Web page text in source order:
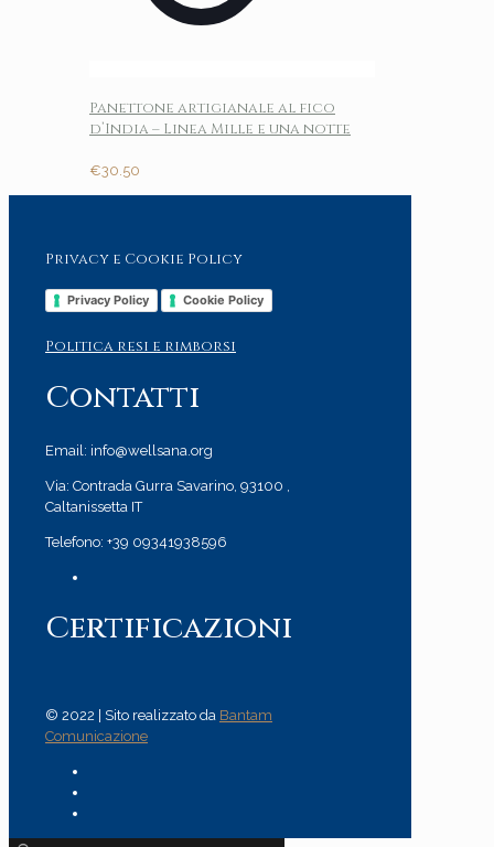
Panettone artigianale al fico
d’India – Linea Mille e una notte
€30.50
Privacy e Cookie Policy
Privacy Policy Cookie Policy
Politica resi e rimborsi
Contatti
Email: info@wellsana.org
Via: Contrada Gurra Savarino, 93100 ,
Caltanissetta IT
Telefono: +39 09341938596
Certificazioni
© 2022 | Sito realizzato da Bantam
Comunicazione